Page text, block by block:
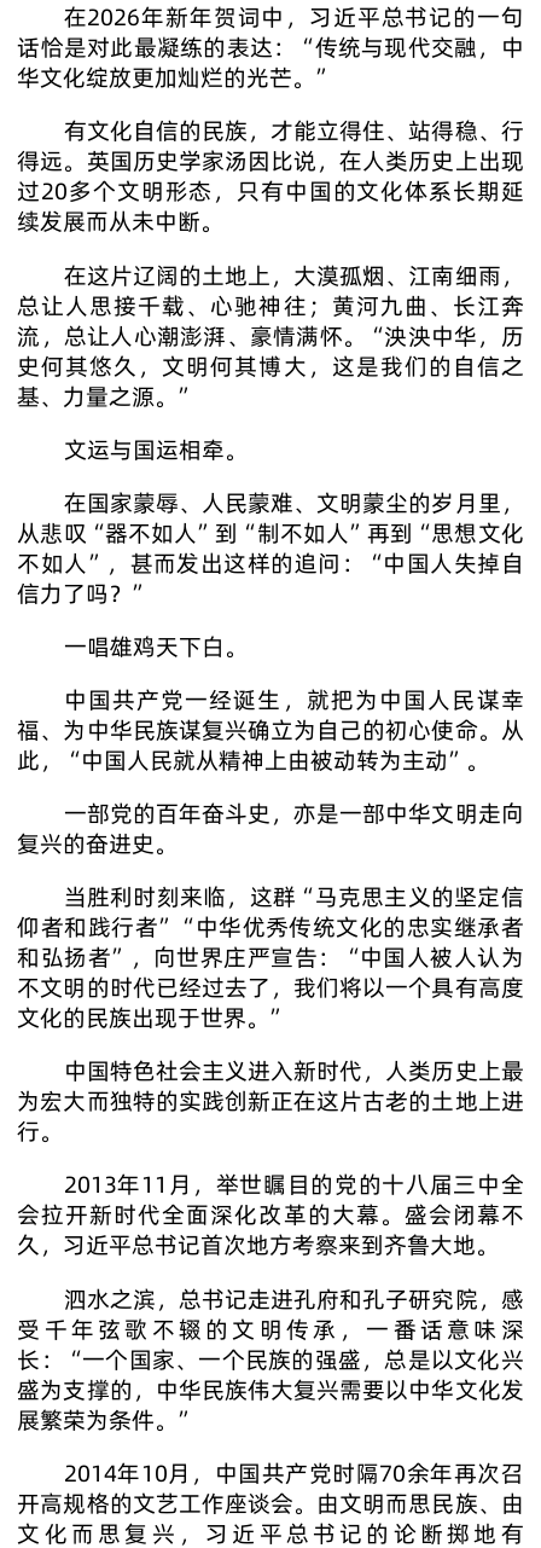
在2026年新年贺词中，习近平总书记的一句
话恰是对此最凝练的表达：“传统与现代交融，中
华文化绽放更加灿烂的光芒。”
有文化自信的民族，才能立得住、站得稳、行
得远。英国历史学家汤因比说，在人类历史上出现
过20多个文明形态，只有中国的文化体系长期延
续发展而从未中断。
在这片辽阔的土地上，大漠孤烟、江南细雨，
总让人思接千载、心驰神往；黄河九曲、长江奔
流，总让人心潮澎湃、豪情满怀。“泱泱中华，历
史何其悠久，文明何其博大，这是我们的自信之
基、力量之源。”
文运与国运相牵。
在国家蒙辱、人民蒙难、文明蒙尘的岁月里，
从悲叹“器不如人”到“制不如人”再到“思想文化
不如人”，甚而发出这样的追问：“中国人失掉自
信力了吗？”
一唱雄鸡天下白。
中国共产党一经诞生，就把为中国人民谋幸
福、为中华民族谋复兴确立为自己的初心使命。从
此，“中国人民就从精神上由被动转为主动”。
一部党的百年奋斗史，亦是一部中华文明走向
复兴的奋进史。
当胜利时刻来临，这群“马克思主义的坚定信
仰者和践行者”“中华优秀传统文化的忠实继承者
和弘扬者”，向世界庄严宣告：“中国人被人认为
不文明的时代已经过去了，我们将以一个具有高度
文化的民族出现于世界。”
中国特色社会主义进入新时代，人类历史上最
为宏大而独特的实践创新正在这片古老的土地上进
行。
2013年11月，举世瞩目的党的十八届三中全
会拉开新时代全面深化改革的大幕。盛会闭幕不
久，习近平总书记首次地方考察来到齐鲁大地。
泗水之滨，总书记走进孔府和孔子研究院，感
受千年弦歌不辍的文明传承，一番话意味深
长：“一个国家、一个民族的强盛，总是以文化兴
盛为支撑的，中华民族伟大复兴需要以中华文化发
展繁荣为条件。”
2014年10月，中国共产党时隔70余年再次召
开高规格的文艺工作座谈会。由文明而思民族、由
文化而思复兴，习近平总书记的论断掷地有